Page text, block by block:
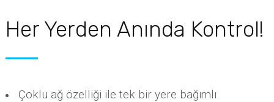
Her Yerden Anında Kontrol!
Çoklu ağ özelliği ile tek bir yere bağımlı